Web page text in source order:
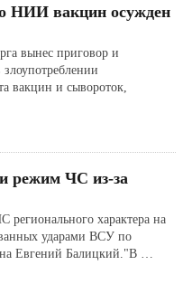
НИИ вакцин осужден
вынес приговор и
вакцин и сывороток,
режим ЧС из-за
характера на
ударами ВСУ по
Евгений Балицкий."В …